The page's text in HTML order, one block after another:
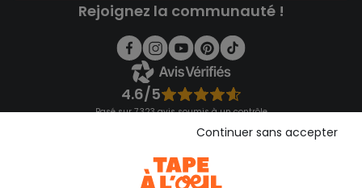
Rejoignez la communauté !
4.6/5
Basé sur 7 323 avis soumis à un contrôle
Consulter les CGUContinuer sans accepter